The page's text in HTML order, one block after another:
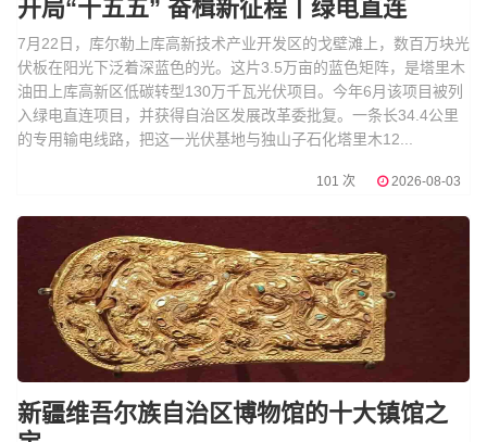
开局“十五五” 奋楫新征程丨绿电直连
7月22日，库尔勒上库高新技术产业开发区的戈壁滩上，数百万块光
伏板在阳光下泛着深蓝色的光。这片3.5万亩的蓝色矩阵，是塔里木
油田上库高新区低碳转型130万千瓦光伏项目。今年6月该项目被列
入绿电直连项目，并获得自治区发展改革委批复。一条长34.4公里
的专用输电线路，把这一光伏基地与独山子石化塔里木12...
101 次 2026-08-03
新疆维吾尔族自治区博物馆的十大镇馆之